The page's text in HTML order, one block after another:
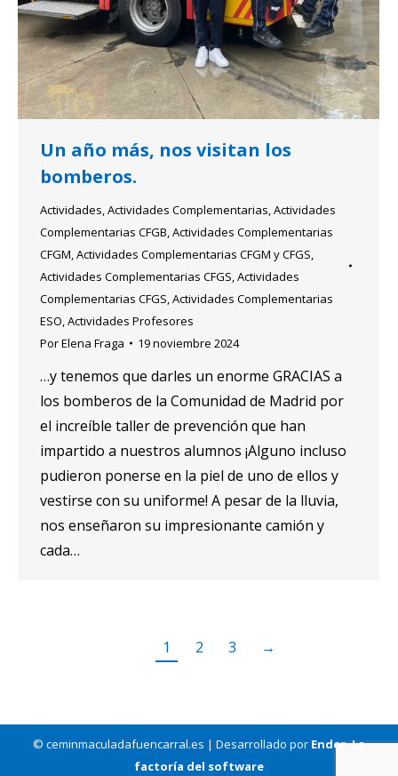
Un año más, nos visitan los
bomberos.
Actividades,Actividades Complementarias,Actividades
Complementarias CFGB,Actividades Complementarias
CFGM,Actividades Complementarias CFGM y CFGS,
Actividades Complementarias CFGS,Actividades
Complementarias CFGS,Actividades Complementarias
ESO,Actividades Profesores
PorElena Fraga 19 noviembre 2024
…y tenemos que darles un enorme GRACIAS a
los bomberos de la Comunidad de Madrid por
el increíble taller de prevención que han
impartido a nuestros alumnos ¡Alguno incluso
pudieron ponerse en la piel de uno de ellos y
vestirse con su uniforme! A pesar de la lluvia,
nos enseñaron su impresionante camión y
cada…
1 2 3 →
© ceminmaculadafuencarral.es | Desarrollado por Ender, La
factoría del software